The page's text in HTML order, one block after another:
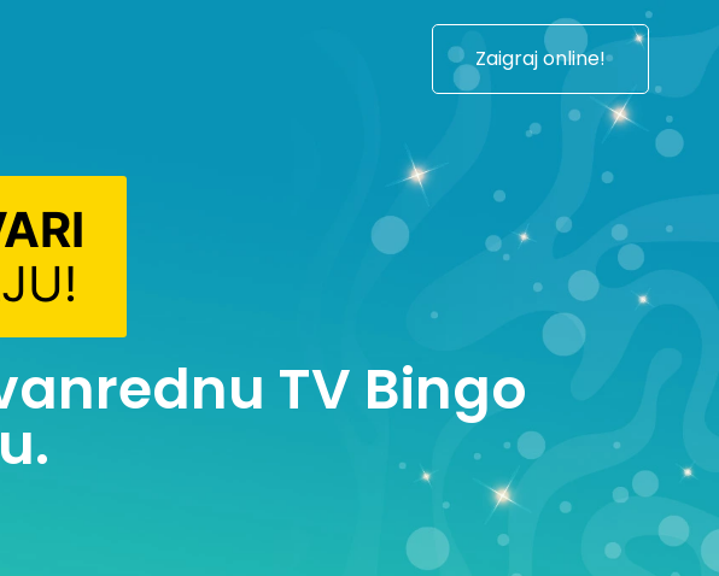
Zaigraj online!
TV Bingo